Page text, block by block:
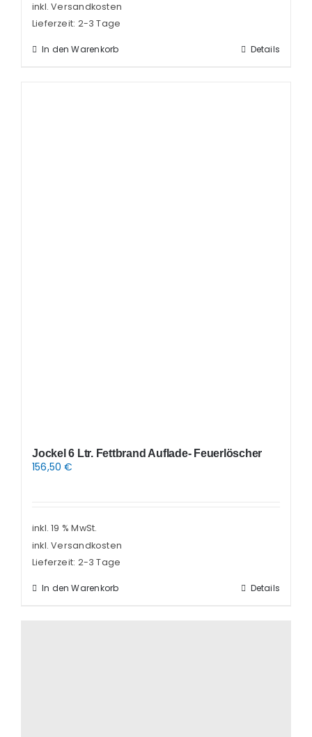
inkl. Versandkosten
Lieferzeit: 2-3 Tage
In den Warenkorb Details
Jockel 6 Ltr. Fettbrand Auflade- Feuerlöscher
156,50€
inkl. 19 % MwSt.
inkl. Versandkosten
Lieferzeit: 2-3 Tage
In den Warenkorb Details